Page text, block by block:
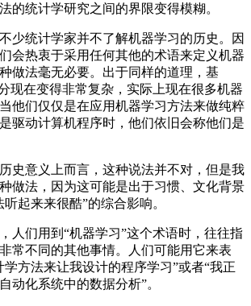
的统计学研究之间的界限变得模糊。
统计学家并不了解机器学习的历史。因
会热衷于采用任何其他的术语来定义机器
做法毫无必要。出于同样的道理，基
现在变得非常复杂，实际上现在很多机器
他们仅仅是在应用机器学习方法来做纯粹
驱动计算机程序时，他们依旧会称他们是
意义上而言，这种说法并不对，但是我
做法，因为这可能是出于习惯、文化背景
起来来很酷”的综合影响。
们用到“机器学习”这个术语时，往往指
常不同的其他事情。人们可能用它来表
方法来让我设计的程序学习”或者“我正
动化系统中的数据分析”。